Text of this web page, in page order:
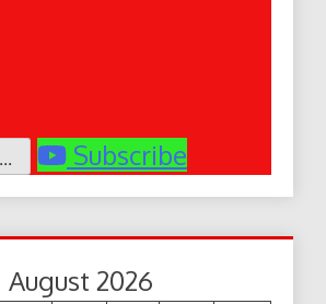
Subscribe
August 2026